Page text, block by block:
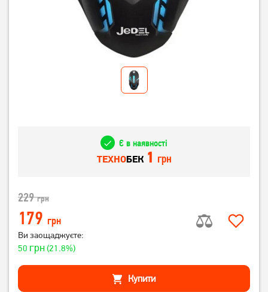
Є в наявності
ТЕХНОБЕК 1 грн
229грн
179 грн
Ви заощаджуєте:
50 грн(21.8%)
Купити